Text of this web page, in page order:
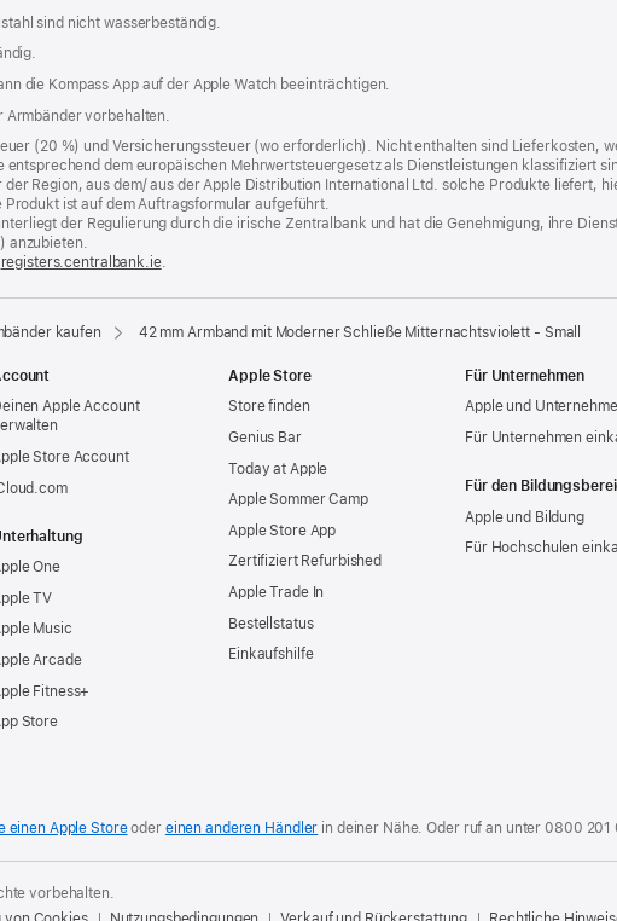
sind nicht wasserbeständig.
die Kompass App auf der Apple Watch beeinträchtigen.
vorbehalten.
(20 %) und Versicherungssteuer (wo erforderlich). Nicht enthalten sind Lieferkosten,
dem europäischen Mehrwertsteuergesetz als Dienstleistungen klassifiziert
Region, aus dem/ aus der Apple Distribution International Ltd. solche Produkte liefert,
ist auf dem Auftragsformular aufgeführt.
der Regulierung durch die irische Zentralbank und hat die Genehmigung, ihre
anzubieten.
registers.centralbank.ie(Öffnet
neues
.
kaufen 42 mm Armband mit Moderner Schließe Mitternachtsviolett - Small
Apple Account
Store Account
One
TV
Music
Arcade
Fitness+
Store
Apple Store
Store finden
Genius Bar
Today at Apple
Apple Sommer Camp
Apple Store App
Zertifiziert Refurbished
Apple Trade In
Bestellstatus
Einkaufshilfe
Für Unternehmen
Apple und
Für Unternehmen
Für den
Apple und Bildung
Für Hochschulen
einen Apple Storeoder einen anderen Händler in deiner Nähe. Oder ruf an unter0800 201
vorbehalten.